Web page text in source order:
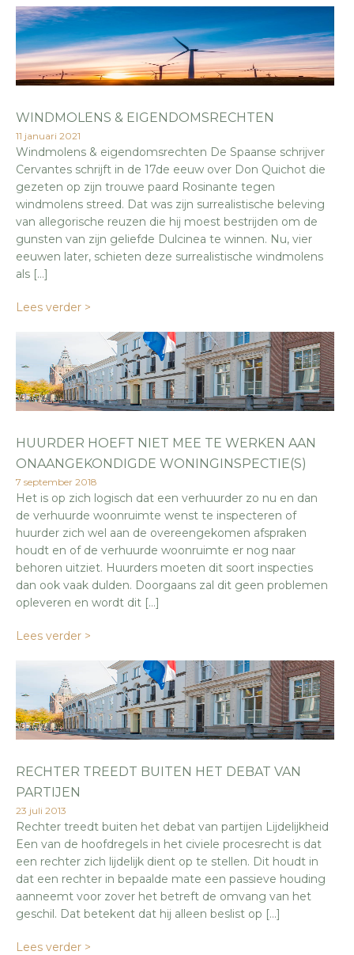
WINDMOLENS & EIGENDOMSRECHTEN
11 januari 2021
Windmolens & eigendomsrechten De Spaanse schrijver
Cervantes schrijft in de 17de eeuw over Don Quichot die
gezeten op zijn trouwe paard Rosinante tegen
windmolens streed. Dat was zijn surrealistische beleving
van allegorische reuzen die hij moest bestrijden om de
gunsten van zijn geliefde Dulcinea te winnen. Nu, vier
eeuwen later, schieten deze surrealistische windmolens
als […]
Lees verder >
HUURDER HOEFT NIET MEE TE WERKEN AAN
ONAANGEKONDIGDE WONINGINSPECTIE(S)
7 september 2018
Het is op zich logisch dat een verhuurder zo nu en dan
de verhuurde woonruimte wenst te inspecteren of
huurder zich wel aan de overeengekomen afspraken
houdt en of de verhuurde woonruimte er nog naar
behoren uitziet. Huurders moeten dit soort inspecties
dan ook vaak dulden. Doorgaans zal dit geen problemen
opleveren en wordt dit […]
Lees verder >
RECHTER TREEDT BUITEN HET DEBAT VAN
PARTIJEN
23 juli 2013
Rechter treedt buiten het debat van partijen Lijdelijkheid
Een van de hoofdregels in het civiele procesrecht is dat
een rechter zich lijdelijk dient op te stellen. Dit houdt in
dat een rechter in bepaalde mate een passieve houding
aanneemt voor zover het betreft de omvang van het
geschil. Dat betekent dat hij alleen beslist op […]
Lees verder >